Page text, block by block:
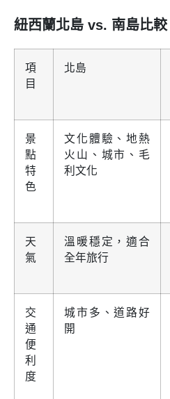
紐西蘭北島 vs. 南島比較
項
目
北島
景
點
特
色
文化體驗、地熱
火山、城市、毛
利文化
天
氣
溫暖穩定，適合
全年旅行
交
通
便
利
度
城市多、道路好
開